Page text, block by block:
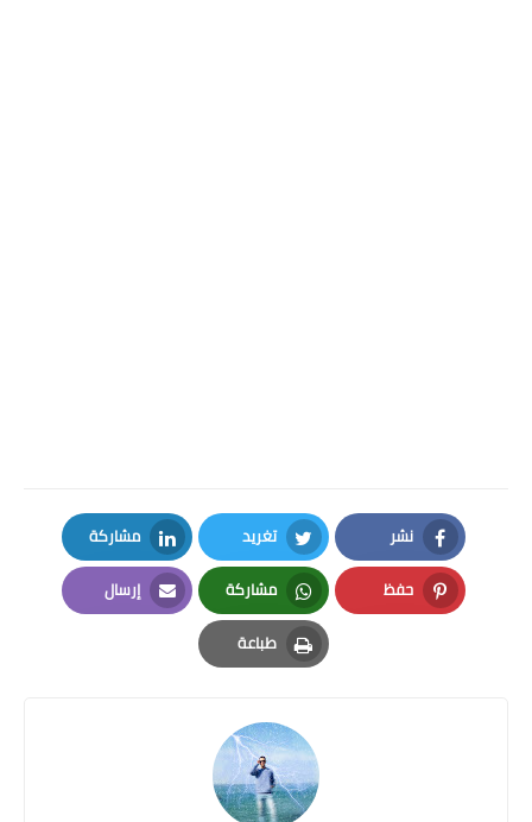
نشر
Facebook
تغريد
Twitter
مشاركة
LinkedIn
حفظ
Pinterest
مشاركة
Whatsapp
إرسال
Email
طباعة
Print